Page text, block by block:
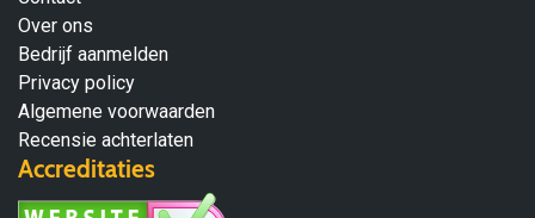
Over ons
Bedrijf aanmelden
Privacy policy
Algemene voorwaarden
Recensie achterlaten
Accreditaties